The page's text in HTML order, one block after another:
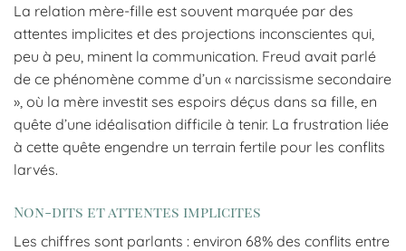
La relation mère-fille est souvent marquée par des
attentes implicites et des projections inconscientes qui,
peu à peu, minent la communication. Freud avait parlé
de ce phénomène comme d’un « narcissisme secondaire
», où la mère investit ses espoirs déçus dans sa fille, en
quête d’une idéalisation difficile à tenir. La frustration liée
à cette quête engendre un terrain fertile pour les conflits
larvés.
Non-dits et attentes implicites
Les chiffres sont parlants : environ 68% des conflits entre